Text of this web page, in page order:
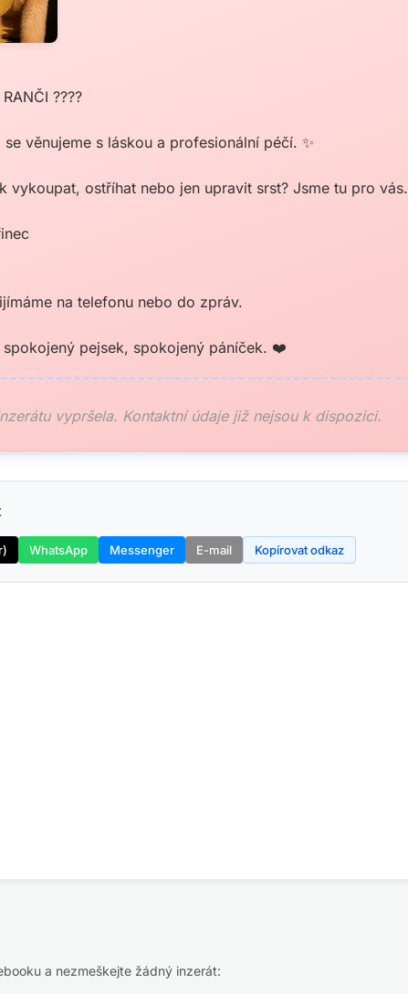
????
se věnujeme s láskou a profesionální péčí. ✨
vykoupat, ostříhat nebo jen upravit srst? Jsme tu pro vás.
na telefonu nebo do zpráv.
spokojený pejsek, spokojený páníček. ❤️
vypršela. Kontaktní údaje již nejsou k dispozici.
WhatsApp Messenger E-mail Kopírovat odkaz
a nezmeškejte žádný inzerát: